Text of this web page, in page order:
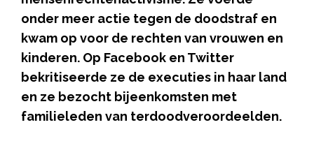
onder meer actie tegen de doodstraf en
kwam op voor de rechten van vrouwen en
kinderen. Op Facebook en Twitter
bekritiseerde ze de executies in haar land
en ze bezocht bijeenkomsten met
familieleden van terdoodveroordeelden.